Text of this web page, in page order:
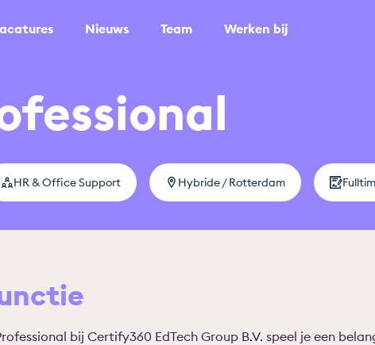
Nieuws Team Werken bij
HR & Office Support Hybride / Rotterdam
bij Certify360 EdTech Group B.V. speel je een